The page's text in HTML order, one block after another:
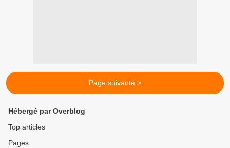
Page suivante >
Hébergé par Overblog
Top articles
Pages